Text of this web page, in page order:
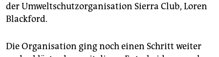
der Umweltschutzorganisation Sierra Club, Loren
Blackford.
Die Organisation ging noch einen Schritt weiter